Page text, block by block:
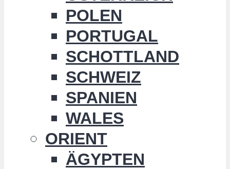
POLEN
PORTUGAL
SCHOTTLAND
SCHWEIZ
SPANIEN
WALES
ORIENT
ÄGYPTEN